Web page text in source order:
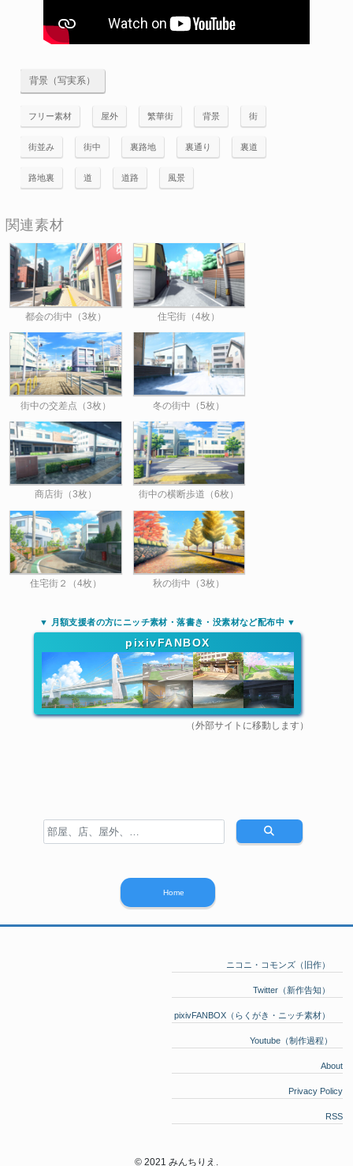
背景（写実系）
フリー素材 屋外 繁華街 背景 街
街並み 街中 裏路地 裏通り 裏道
路地裏 道 道路 風景
関連素材
都会の街中（3枚） 住宅街（4枚）
街中の交差点（3枚） 冬の街中（5枚）
商店街（3枚） 街中の横断歩道（6枚）
住宅街２（4枚） 秋の街中（3枚）
▼ 月額支援者の方にニッチ素材・落書き・没素材など配布中 ▼
pixivFANBOX
（外部サイトに移動します）
Home
ニコニ・コモンズ（旧作）
Twitter（新作告知）
pixivFANBOX（らくがき・ニッチ素材）
Youtube（制作過程）
About
Privacy Policy
RSS